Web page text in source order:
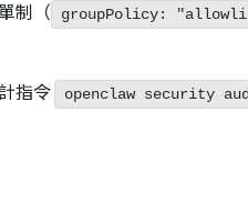
制（
groupPolicy:
指令 openclaw security